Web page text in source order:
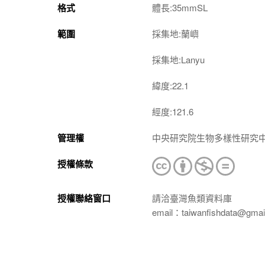
格式 體長:35mmSL
範圍 採集地:蘭嶼
採集地:Lanyu
緯度:22.1
經度:121.6
管理權 中央研究院生物多樣性研究
授權條款
授權聯絡窗口
請洽臺灣魚類資料庫
email：